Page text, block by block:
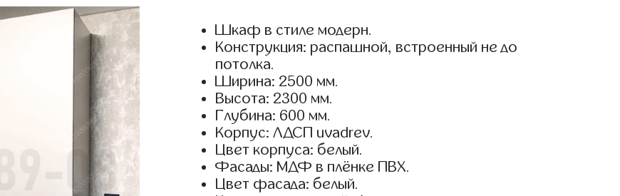
Шкаф в стиле модерн.
Конструкция: распашной, встроенный не до
потолка.
Ширина: 2500 мм.
Высота: 2300 мм.
Глубина: 600 мм.
Корпус: ЛДСП uvadrev.
Цвет корпуса: белый.
Фасады: МДФ в плёнке ПВХ.
Цвет фасада: белый.